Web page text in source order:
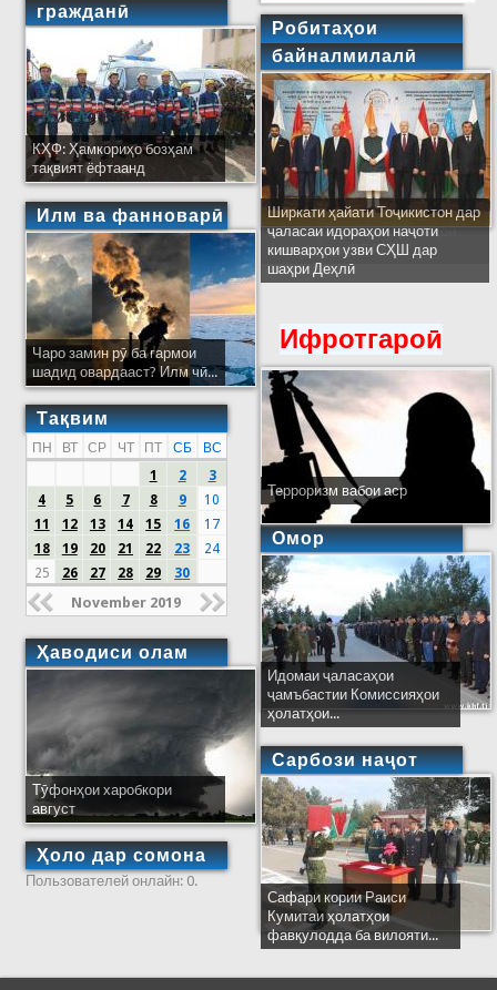
гражданӣ
КҲФ: Ҳамкориҳо бозҳам
тақвият ёфтаанд
Илм ва фанноварӣ
Чаро замин рӯ ба гармои
шадид овардааст? Илм чӣ...
Тақвим
ПН ВТ СР ЧТ ПТ СБ
ВС
1
2
3
4
5 6 7 8 9
10
11
12 13 14 15 16
17
18
19 20 21 22 23
24
25
26 27 28 29 30
November 2019
Ҳаводиси олам
Тӯфонҳои харобкори
август
Ҳоло дар сомона
Пользователей онлайн: 0.
Робитаҳои
байналмилалӣ
Ширкати ҳайати Тоҷикистон дар
ҷаласаи идораҳои наҷоти
кишварҳои узви СҲШ дар
шаҳри Деҳлӣ
Ифротгароӣ
Терроризм вабои аср
Омор
Идомаи ҷаласаҳои
ҷамъбастии Комиссияҳои
ҳолатҳои...
Сарбози наҷот
Сафари кории Раиси
Кумитаи ҳолатҳои
фавқулодда ба вилояти...